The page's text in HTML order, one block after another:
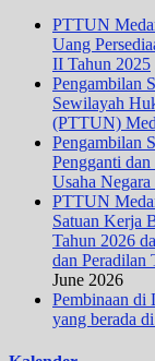
PTTUN
Uang
II Tahun 2025
Pengambilan
Sewilayah
(PTTUN)
Pengambilan
Pengganti
Usaha Negara
PTTUN
Satuan Kerja
Tahun 2026
dan Peradilan
June 2026
Pembinaan di
yang berada